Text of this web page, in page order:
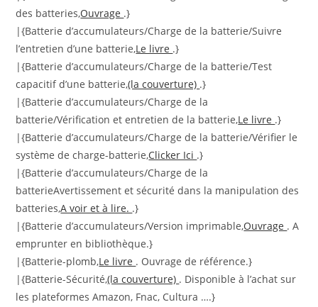
des batteries,Ouvrage .}
|{Batterie d’accumulateurs/Charge de la batterie/Suivre
l’entretien d’une batterie,Le livre .}
|{Batterie d’accumulateurs/Charge de la batterie/Test
capacitif d’une batterie,(la couverture) .}
|{Batterie d’accumulateurs/Charge de la
batterie/Vérification et entretien de la batterie,Le livre .}
|{Batterie d’accumulateurs/Charge de la batterie/Vérifier le
système de charge-batterie,Clicker Ici .}
|{Batterie d’accumulateurs/Charge de la
batterieAvertissement et sécurité dans la manipulation des
batteries,A voir et à lire. .}
|{Batterie d’accumulateurs/Version imprimable,Ouvrage . A
emprunter en bibliothèque.}
|{Batterie-plomb,Le livre . Ouvrage de référence.}
|{Batterie-Sécurité,(la couverture) . Disponible à l’achat sur
les plateformes Amazon, Fnac, Cultura ….}